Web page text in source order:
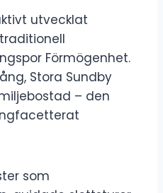
utvecklat
Förmögenhet.
Stora Sundby
– den
som